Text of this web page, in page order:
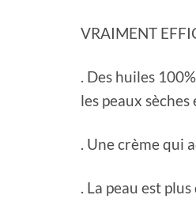
VRAIMENT
. Des huiles
les peaux sèches
. Une crème qui
. La peau est